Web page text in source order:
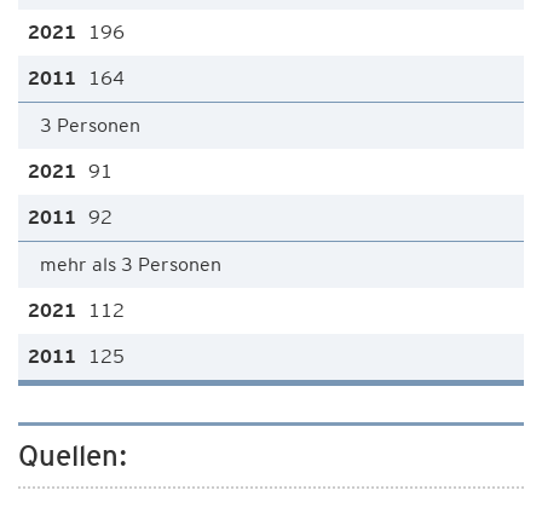
196
164
3 Personen
91
92
mehr als 3 Personen
112
125
Quellen: